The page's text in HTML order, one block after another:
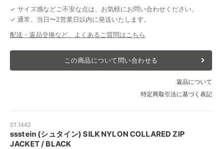
✓ サイズ感などご不安な点は、お気軽にお問い合わせください。
✓ 通常、当日〜2営業日以内に発送いたします。
配送・返品交換など、よくあるご質問はこちら
この商品について問い合わせる
返品について
特定商取引法に基づく表記
ST.1442
ssstein (シュタイン) SILK NYLON COLLARED ZIP
JACKET / BLACK